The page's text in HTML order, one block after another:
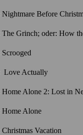
Nightmare Before
The Grinch; oder: How
Scrooged
Love Actually
Home Alone 2: Lost in
Home Alone
Christmas Vacation